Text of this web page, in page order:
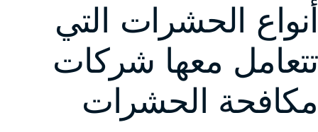
أنواع الحشرات التي
تتعامل معها شركات
مكافحة الحشرات